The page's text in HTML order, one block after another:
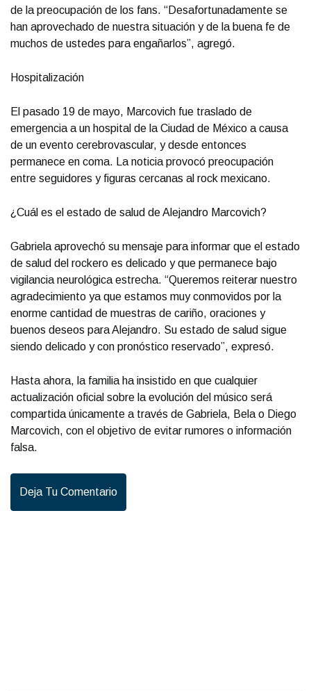
de la preocupación de los fans. “Desafortunadamente se
han aprovechado de nuestra situación y de la buena fe de
muchos de ustedes para engañarlos”, agregó.
Hospitalización
El pasado 19 de mayo, Marcovich fue traslado de
emergencia a un hospital de la Ciudad de México a causa
de un evento cerebrovascular, y desde entonces
permanece en coma. La noticia provocó preocupación
entre seguidores y figuras cercanas al rock mexicano.
¿Cuál es el estado de salud de Alejandro Marcovich?
Gabriela aprovechó su mensaje para informar que el estado
de salud del rockero es delicado y que permanece bajo
vigilancia neurológica estrecha. “Queremos reiterar nuestro
agradecimiento ya que estamos muy conmovidos por la
enorme cantidad de muestras de cariño, oraciones y
buenos deseos para Alejandro. Su estado de salud sigue
siendo delicado y con pronóstico reservado”, expresó.
Hasta ahora, la familia ha insistido en que cualquier
actualización oficial sobre la evolución del músico será
compartida únicamente a través de Gabriela, Bela o Diego
Marcovich, con el objetivo de evitar rumores o información
falsa.
Deja Tu Comentario